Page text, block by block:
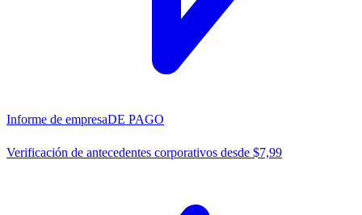
Informe de empresaDE PAGO
Verificación de antecedentes corporativos desde $7,99